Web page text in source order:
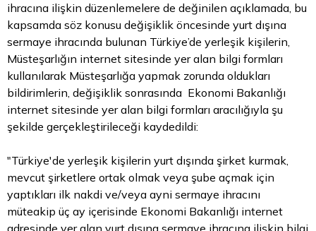
ihracına ilişkin düzenlemelere de değinilen açıklamada, bu
kapsamda söz konusu değişiklik öncesinde yurt dışına
sermaye ihracında bulunan Türkiye’de yerleşik kişilerin,
Müsteşarlığın internet sitesinde yer alan bilgi formları
kullanılarak Müsteşarlığa yapmak zorunda oldukları
bildirimlerin, değişiklik sonrasında Ekonomi Bakanlığı
internet sitesinde yer alan bilgi formları aracılığıyla şu
şekilde gerçekleştirileceği kaydedildi:
"Türkiye'de yerleşik kişilerin yurt dışında şirket kurmak,
mevcut şirketlere ortak olmak veya şube açmak için
yaptıkları ilk nakdi ve/veya ayni sermaye ihracını
müteakip üç ay içerisinde Ekonomi Bakanlığı internet